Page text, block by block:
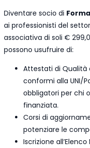
Diventare socio di
ai professionisti del
associativa di soli €
possono usufruire di:
Attestati di Qualità
conformi alla UNI/
obbligatori per chi
finanziata.
Corsi di
potenziare le
Iscrizione